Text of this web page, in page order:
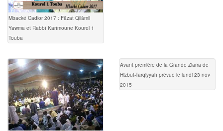
Mbacké Cadior 2017 : Fâzat Qilâmil
Yawma et Rabbî Karîmoune Kourel 1
Touba
Avant première de la Grande Ziarra de
Hizbut-Tarqiyyah prévue le lundi 23 nov
2015